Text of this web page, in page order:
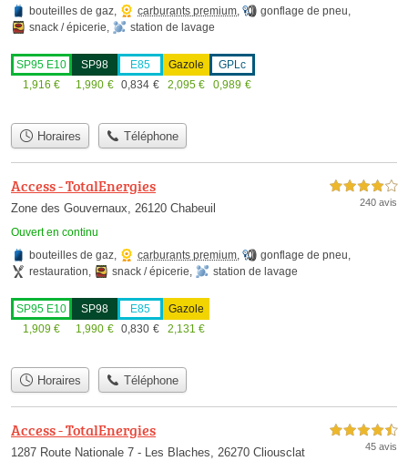
bouteilles de gaz carburants premium gonflage de pneu
snack / épicerie
station de lavage
SP95 E10
1,916 €
SP98
1,990 €
E85
0,834 €
Gazole
2,095 €
GPLc
0,989 €
Horaires Téléphone
Access - TotalEnergies
Zone des Gouvernaux, 26120 Chabeuil
Ouvert en continu
4,0 étoiles sur 5
240 avis
bouteilles de gaz, carburants premium, gonflage de pneu,
restauration, snack / épicerie, station de lavage
SP95 E10
1,909 €
SP98
1,990 €
E85
0,830 €
Gazole
2,131 €
Horaires Téléphone
Access - TotalEnergies
1287 Route Nationale 7 - Les Blaches, 26270 Cliousclat
4,5 étoiles sur 5
45 avis